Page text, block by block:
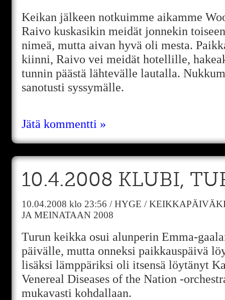
Keikan jälkeen notkuimme aikamme
Raivo kuskasikin meidät jonnekin
nimeä, mutta aivan hyvä oli mesta.
kiinni, Raivo vei meidät hotellille,
tunnin päästä lähtevälle lautalla.
sanotusti syssymälle.
Jätä kommentti »
10.4.2008 KLUBI,
10.04.2008 klo 23:56 /HYGE /
JA MEINATAAN 2008
Turun keikka osui alunperin Emma-
päivälle, mutta onneksi paikkauspäivä
lisäksi lämppäriksi oli itsensä löytänyt
Venereal Diseases of the Nation -
mukavasti kohdallaan.